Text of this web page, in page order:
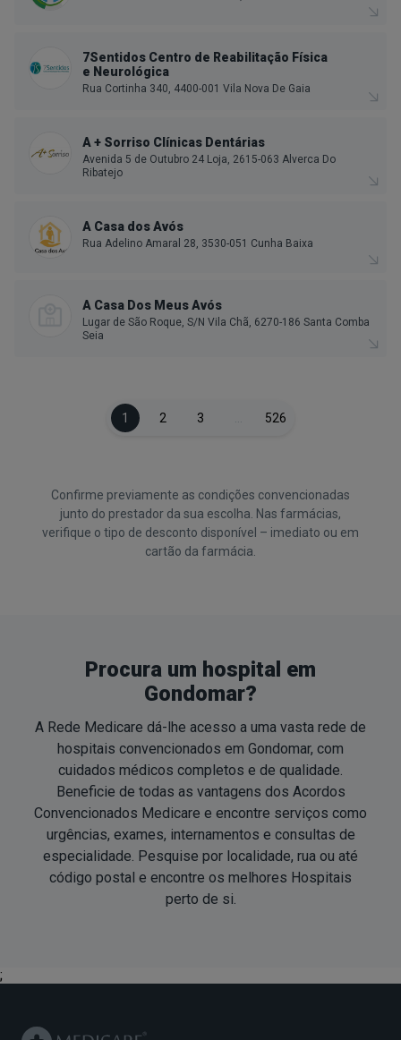
7Sentidos Centro de Reabilitação Física
e Neurológica
Rua Cortinha 340, 4400-001 Vila Nova De Gaia
A + Sorriso Clínicas Dentárias
Avenida 5 de Outubro 24 Loja, 2615-063 Alverca Do
Ribatejo
A Casa dos Avós
Rua Adelino Amaral 28, 3530-051 Cunha Baixa
A Casa Dos Meus Avós
Lugar de São Roque, S/N Vila Chã, 6270-186 Santa Comba
Seia
1 2 3 526
Confirme previamente as condições convencionadas
junto do prestador da sua escolha. Nas farmácias,
verifique o tipo de desconto disponível – imediato ou em
cartão da farmácia.
Procura um hospital em
Gondomar?
A Rede Medicare dá-lhe acesso a uma vasta rede de
hospitais convencionados em Gondomar, com
cuidados médicos completos e de qualidade.
Beneficie de todas as vantagens dos Acordos
Convencionados Medicare e encontre serviços como
urgências, exames, internamentos e consultas de
especialidade. Pesquise por localidade, rua ou até
código postal e encontre os melhores Hospitais
perto de si.
;